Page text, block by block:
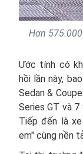
Hơn
Ước tính có
hồi lần này,
Sedan &
Series GT và 7
Tiếp đến là
em" cùng nền